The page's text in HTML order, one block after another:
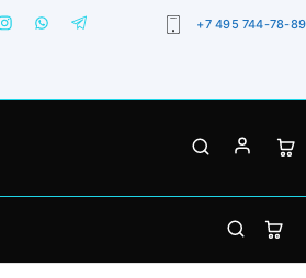
+7 495 744-78-89